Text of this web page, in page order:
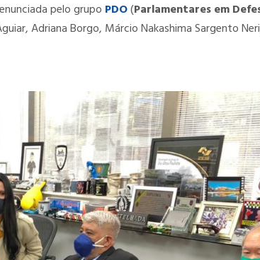
pelo grupo PDO(Parlamentares em
Adriana Borgo, Márcio Nakashima Sargento